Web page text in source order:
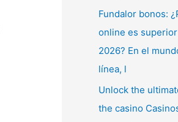
Fundalor bonos:
online es
2026? En el
línea, l
Unlock the
the casino